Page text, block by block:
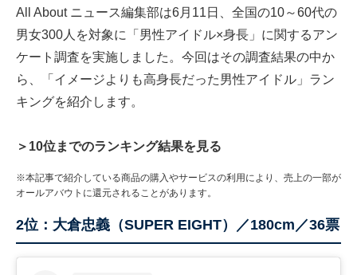
All About ニュース編集部は6月11日、全国の10～60代の
男女300人を対象に「男性アイドル×身長」に関するアン
ケート調査を実施しました。今回はその調査結果の中か
ら、「イメージよりも高身長だった男性アイドル」ラン
キングを紹介します。
＞10位までのランキング結果を見る
※本記事で紹介している商品の購入やサービスの利用により、売上の一部が
オールアバウトに還元されることがあります。
2位：大倉忠義（SUPER EIGHT）／180cm／36票